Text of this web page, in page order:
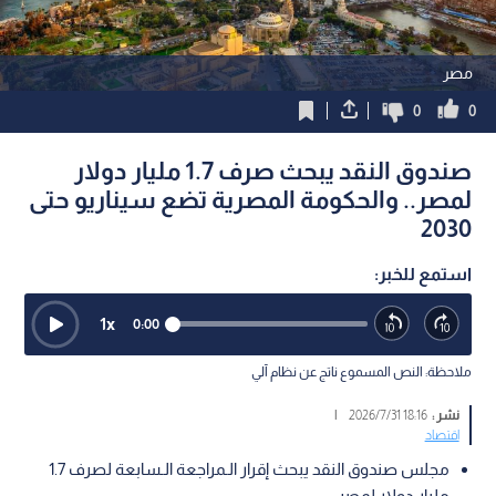
مصر
0
0
صندوق النقد يبحث صرف 1.7 مليار دولار
لمصر.. والحكومة المصرية تضع سيناريو حتى
2030
استمع للخبر:
0:00
1x
ملاحظة: النص المسموع ناتج عن نظام آلي
نشر :18:16 2026/7/31
|
اقتصاد
مجلس صندوق النقد يبحث إقرار الـمراجعة الـسابعة لصرف 1.7